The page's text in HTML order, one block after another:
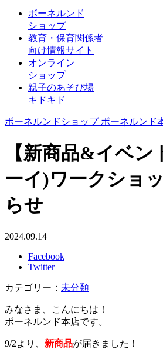
ボーネルンド
ショップ
教育・保育関係者
向け情報サイト
オンライン
ショップ
親子のあそび場
キドキド
ボーネルンドショップ ボーネルンド
【新商品&イベン
ーイ)ワークショ
らせ
2024.09.14
Facebook
Twitter
カテゴリー： 未分類
みなさま、こんにちは！
ボーネルンド本店です。
9/2より、 新商品が届きました！